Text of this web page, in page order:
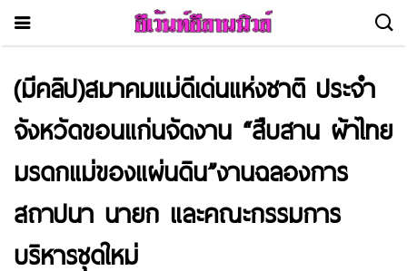
(มีคลิป)สมาคมแม่ดีเด่นแห่งชาติ ประจำ
จังหวัดขอนแก่นจัดงาน “สืบสาน ผ้าไทย
มรดกแม่ของแผ่นดิน”งานฉลองการ
สถาปนา นายก และคณะกรรมการ
บริหารชุดใหม่